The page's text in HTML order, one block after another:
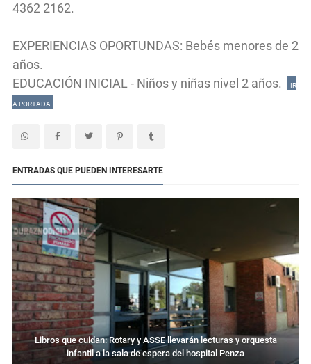
4362 2162.
EXPERIENCIAS OPORTUNDAS: Bebés menores de 2
años.
EDUCACIÓN INICIAL - Niños y niñas nivel 2 años.
IR
A PORTADA
ENTRADAS QUE PUEDEN INTERESARTE
Libros que cuidan: Rotary y ASSE llevarán lecturas y orquesta
infantil a la sala de espera del hospital Penza